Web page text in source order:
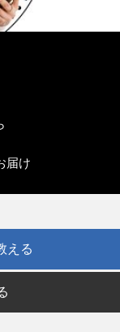
届け
える